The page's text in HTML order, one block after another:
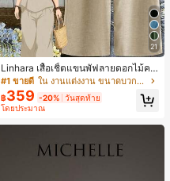
21
Linhara เสื้อเชิ้ตแขนพัฟลายดอกไม้คอ
ปกไม่สมมาตรสำหรับผู้หญิงไซส์ใหญ่ +
กางเกงลำลองทรงหลวมเอวยางยืด 2 ชิ้
น สำหรับฤดูใบไม้ผลิ/ฤดูร้อน
#1 ขายดี ใน งานแต่งงาน ขนาดบวก Co-Ords
฿359 -20% วันสุดท้าย
โดยประมาณ